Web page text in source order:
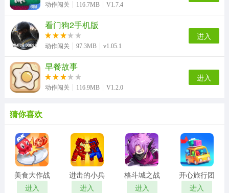
动作闯关 116.7MB V1.7.4
看门狗2手机版
动作闯关 97.3MB v1.05.1
进入
早餐故事
动作闯关 116.9MB V1.2.0
进入
猜你喜欢
美食大作战
进入
进击的小兵
进入
格斗城之战
进入
开心旅行团
进入